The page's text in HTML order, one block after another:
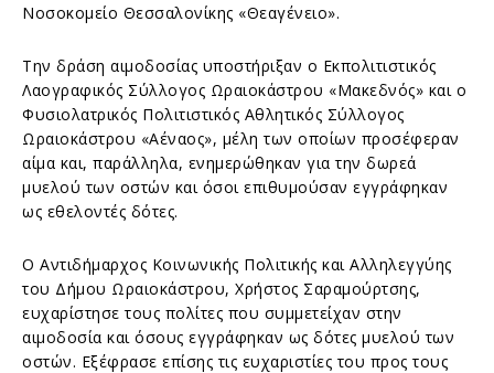
Νοσοκομείο Θεσσαλονίκης «Θεαγένειο».
Την δράση αιμοδοσίας υποστήριξαν ο Εκπολιτιστικός
Λαογραφικός Σύλλογος Ωραιοκάστρου «Μακεδνός» και ο
Φυσιολατρικός Πολιτιστικός Αθλητικός Σύλλογος
Ωραιοκάστρου «Αέναος», μέλη των οποίων προσέφεραν
αίμα και, παράλληλα, ενημερώθηκαν για την δωρεά
μυελού των οστών και όσοι επιθυμούσαν εγγράφηκαν
ως εθελοντές δότες.
Ο Αντιδήμαρχος Κοινωνικής Πολιτικής και Αλληλεγγύης
του Δήμου Ωραιοκάστρου, Χρήστος Σαραμούρτσης,
ευχαρίστησε τους πολίτες που συμμετείχαν στην
αιμοδοσία και όσους εγγράφηκαν ως δότες μυελού των
οστών. Εξέφρασε επίσης τις ευχαριστίες του προς τους